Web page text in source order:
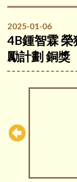
2025-01-06
4B鍾智霖
勵計劃 銅獎